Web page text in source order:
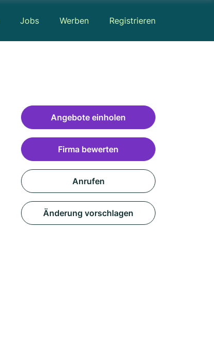
Jobs Werben Registrieren
Angebote einholen
Firma bewerten
Anrufen
Änderung vorschlagen